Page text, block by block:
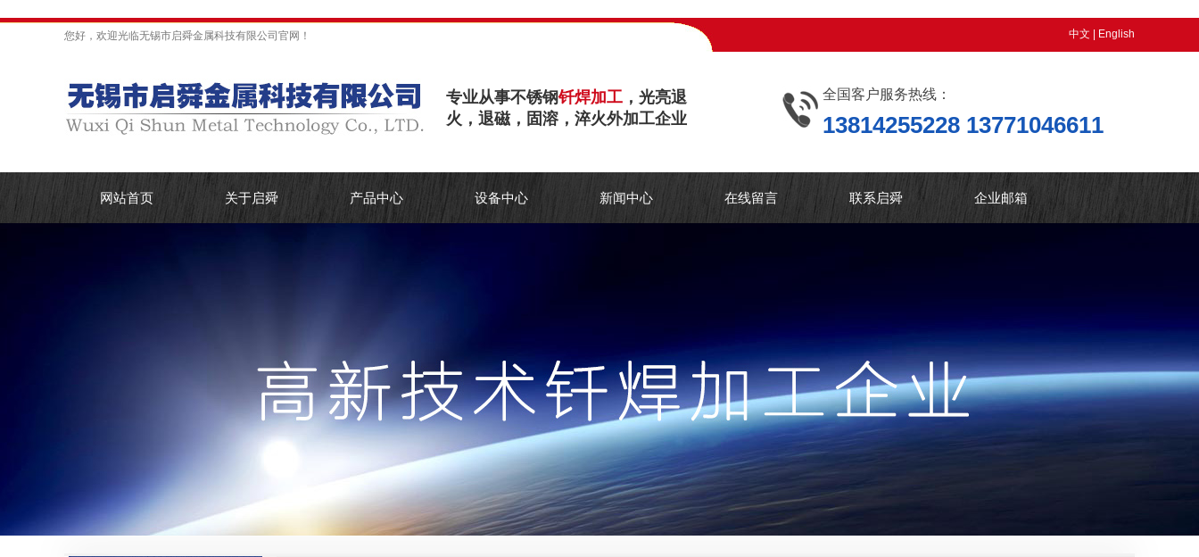
您好，欢迎光临无锡市启舜金属科技有限公司官网！ 中文 English
专业从事不锈钢钎焊加工 ，光亮退
火，退磁，固溶，淬火外加工企业
全国客户服务热线：
13814255228 13771046611
网站首页 关于启舜 产品中心 设备中心 新闻中心 在线留言 联系启舜 企业邮箱